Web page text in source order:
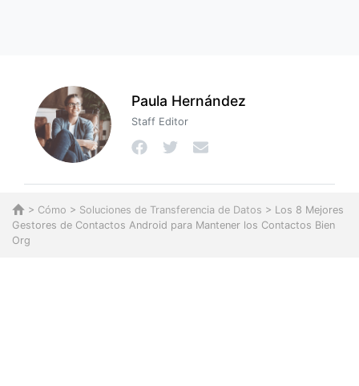
Paula Hernández
Staff Editor
> Cómo > Soluciones de Transferencia de Datos > Los 8 Mejores
Gestores de Contactos Android para Mantener los Contactos Bien
Org